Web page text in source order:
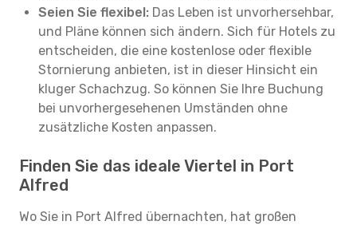
Seien Sie flexibel: Das Leben ist unvorhersehbar,
und Pläne können sich ändern. Sich für Hotels zu
entscheiden, die eine kostenlose oder flexible
Stornierung anbieten, ist in dieser Hinsicht ein
kluger Schachzug. So können Sie Ihre Buchung
bei unvorhergesehenen Umständen ohne
zusätzliche Kosten anpassen.
Finden Sie das ideale Viertel in Port
Alfred
Wo Sie in Port Alfred übernachten, hat großen